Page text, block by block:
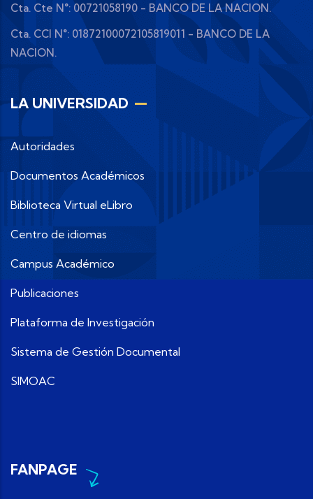
Cta. Cte N°: 00721058190 - BANCO DE LA NACION.
Cta. CCI N°: 01872100072105819011 - BANCO DE LA
NACION.
LA UNIVERSIDAD
Autoridades
Documentos Académicos
Biblioteca Virtual eLibro
Centro de idiomas
Campus Académico
Publicaciones
Plataforma de Investigación
Sistema de Gestión Documental
SIMOAC
FANPAGE